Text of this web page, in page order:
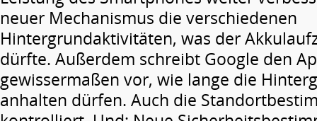
neuer Mechanismus die verschiedenen
Hintergrundaktivitäten, was der
dürfte. Außerdem schreibt Google den
gewissermaßen vor, wie lange die
anhalten dürfen. Auch die